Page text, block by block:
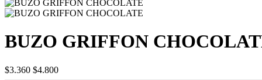
BUZO GRIFFON
$3.360 $4.800